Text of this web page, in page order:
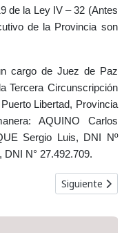
de la Ley IV – 32 (Antes
de la Provincia son
cargo de Juez de Paz
Tercera Circunscripción
Libertad, Provincia
AQUINO Carlos
Sergio Luis, DNI Nº
N° 27.492.709.
302/25 // Juez de Tribunal
Artículo
Siguiente